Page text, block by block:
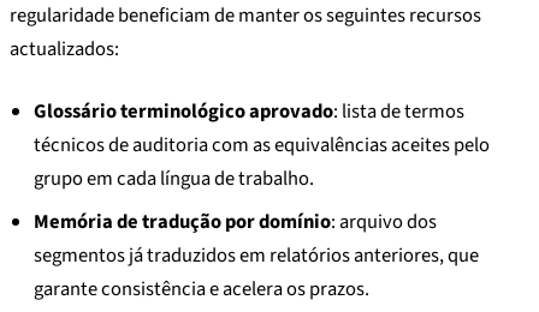
regularidade beneficiam de manter os seguintes recursos
actualizados:
Glossário terminológico aprovado: lista de termos
técnicos de auditoria com as equivalências aceites pelo
grupo em cada língua de trabalho.
Memória de tradução por domínio: arquivo dos
segmentos já traduzidos em relatórios anteriores, que
garante consistência e acelera os prazos.